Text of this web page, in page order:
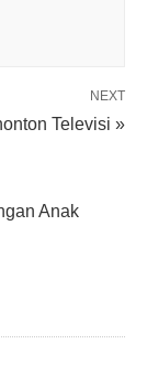
NEXT
Televisi »
Anak